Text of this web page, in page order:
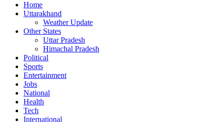
Home
Uttarakhand
Weather Update
Other States
Uttar Pradesh
Himachal Pradesh
Political
Sports
Entertainment
Jobs
National
Health
Tech
International